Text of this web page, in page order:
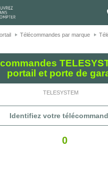
Télécommandes par marque
portail et porte de
TELESYSTEM
Identifiez votre
0
cookies !